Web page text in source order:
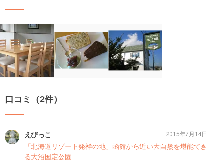
口コミ（2件）
えびっこ
「北海道リゾート発祥の地」函館から近い大自然を堪能でき
る大沼国定公園
2015年7月14日